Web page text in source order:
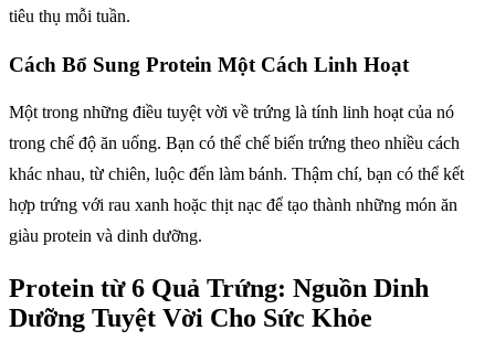
tiêu thụ mỗi tuần.
Cách Bổ Sung Protein Một Cách Linh Hoạt
Một trong những điều tuyệt vời về trứng là tính linh hoạt của nó
trong chế độ ăn uống. Bạn có thể chế biến trứng theo nhiều cách
khác nhau, từ chiên, luộc đến làm bánh. Thậm chí, bạn có thể kết
hợp trứng với rau xanh hoặc thịt nạc để tạo thành những món ăn
giàu protein và dinh dưỡng.
Protein từ 6 Quả Trứng: Nguồn Dinh
Dưỡng Tuyệt Vời Cho Sức Khỏe